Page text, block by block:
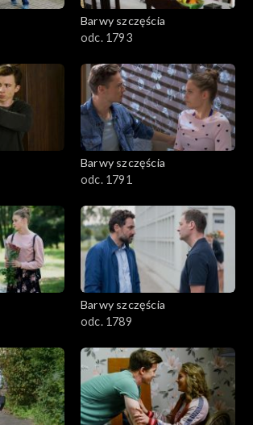
Barwy szczęścia
odc. 1793
Barwy szczęścia
odc. 1791
Barwy szczęścia
odc. 1789